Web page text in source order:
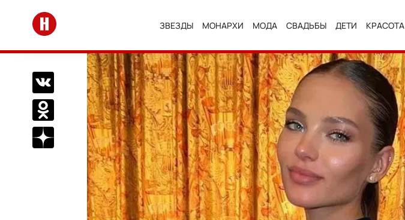
Перейти на главную
ЗВЕЗДЫ МОНАРХИ МОДА СВАДЬБЫ ДЕТИ КРАСОТА
Поделиться Вконтакте
Поделиться в Одноклассниках
Подписаться на нас в Дзен